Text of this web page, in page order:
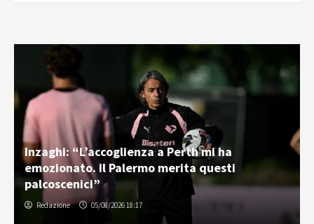
Inzaghi: “L’accoglienza a Perth mi ha
emozionato. Il Palermo merita questi
palcoscenici”
Redazione 05/08/2026 18:17